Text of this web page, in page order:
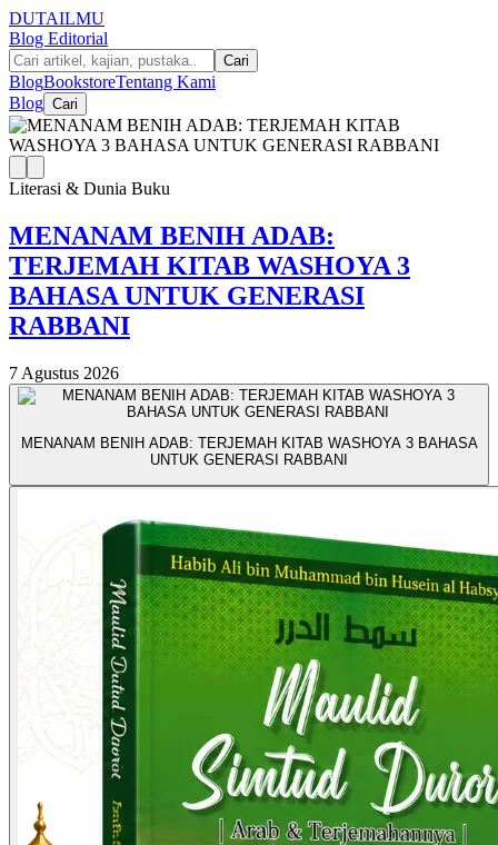
DUTAILMU
Blog Editorial
Cari
BlogBookstoreTentang Kami
Blog Cari
Literasi & Dunia Buku
MENANAM BENIH ADAB:
TERJEMAH KITAB WASHOYA 3
BAHASA UNTUK GENERASI
RABBANI
7 Agustus 2026
MENANAM BENIH ADAB: TERJEMAH KITAB WASHOYA 3 BAHASA
UNTUK GENERASI RABBANI